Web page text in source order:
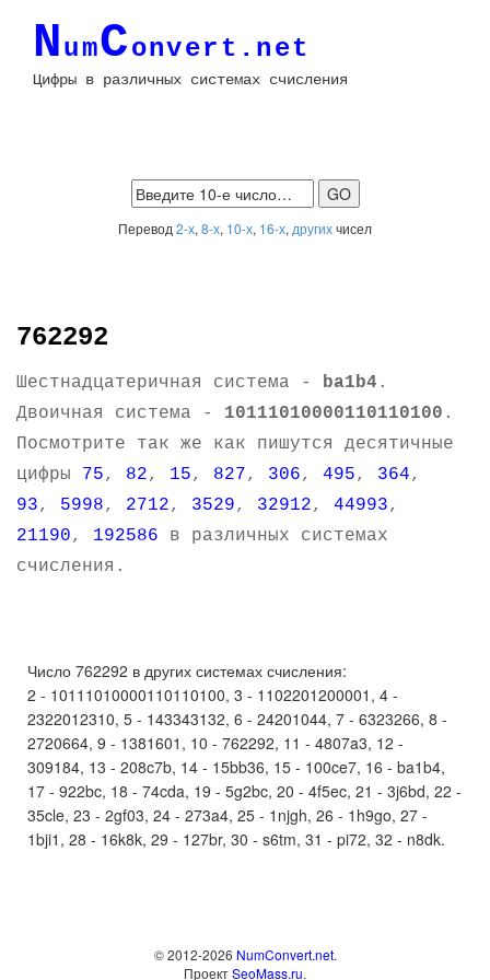
NumConvert.net
Цифры в различных системах счисления
Перевод 2-х, 8-х, 10-х, 16-х, другихчисел
762292
Шестнадцатеричная система - ba1b4 .
Двоичная система - 10111010000110110100 .
Посмотрите так же как пишутся десятичные
цифры 75, 82, 15, 827, 306, 495, 364,
93, 5998, 2712, 3529, 32912, 44993,
21190, 192586 в различных системах
счисления.
Число 762292 в других системах счисления:
2 - 10111010000110110100, 3 - 1102201200001, 4 -
2322012310, 5 - 143343132, 6 - 24201044, 7 - 6323266, 8 -
2720664, 9 - 1381601, 10 - 762292, 11 - 4807a3, 12 -
309184, 13 - 208c7b, 14 - 15bb36, 15 - 100ce7, 16 - ba1b4,
17 - 922bc, 18 - 74cda, 19 - 5g2bc, 20 - 4f5ec, 21 - 3j6bd, 22 -
35cle, 23 - 2gf03, 24 - 273a4, 25 - 1njgh, 26 - 1h9go, 27 -
1bji1, 28 - 16k8k, 29 - 127br, 30 - s6tm, 31 - pi72, 32 - n8dk.
© 2012-2026 NumConvert.net.
ПроектSeoMass.ru.